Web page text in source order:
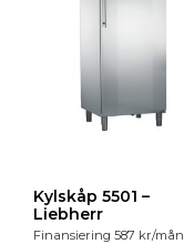
Kylskåp 5501 –
Liebherr
Finansiering 587 kr/mån